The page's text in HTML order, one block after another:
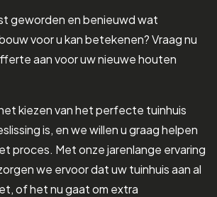
geworden en benieuwd wat
voor u kan betekenen? Vraag nu
aan voor uw nieuwe houten
kiezen van het perfecte tuinhuis
is, en we willen u graag helpen
proces. Met onze jarenlange ervaring
we ervoor dat uw tuinhuis aan al
of het nu gaat om extra